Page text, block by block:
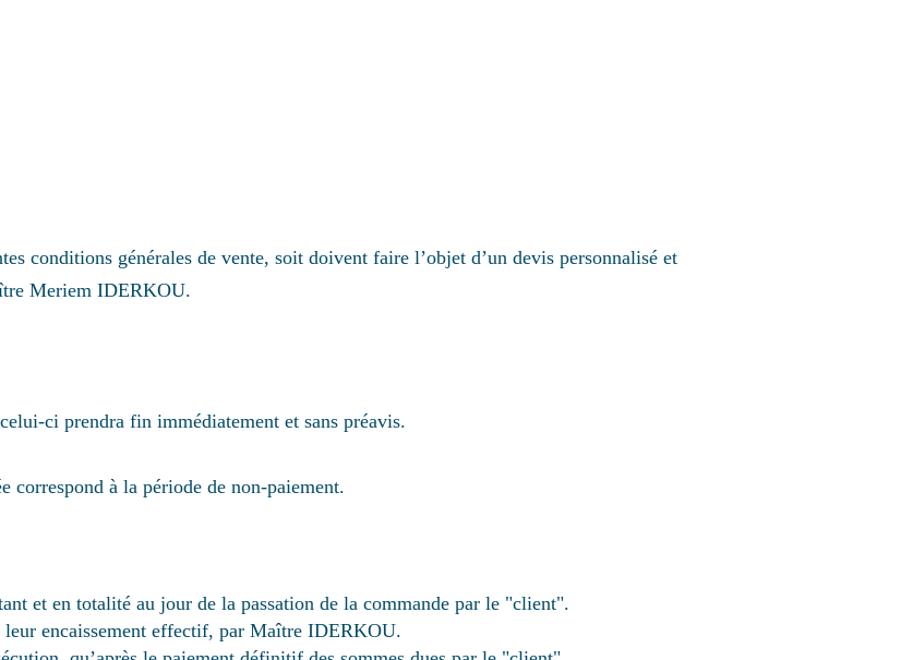
conditions générales de vente, soit doivent faire l’objet d’un devis personnalisé et
Meriem IDERKOU.
ci prendra fin immédiatement et sans préavis.
correspond à la période de non-paiement.
et en totalité au jour de la passation de la commande par le "client".
leur encaissement effectif, par Maître IDERKOU.